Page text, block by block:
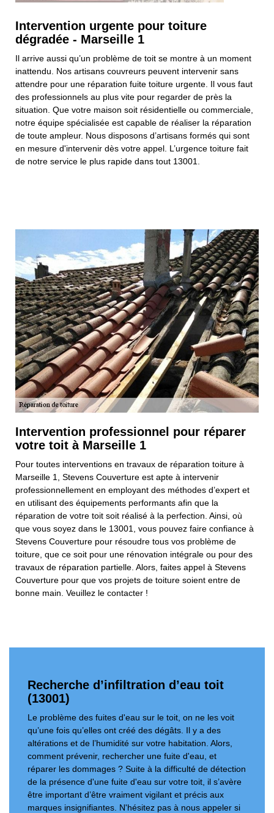
Intervention urgente pour toiture
dégradée - Marseille 1
Il arrive aussi qu’un problème de toit se montre à un moment
inattendu. Nos artisans couvreurs peuvent intervenir sans
attendre pour une réparation fuite toiture urgente. Il vous faut
des professionnels au plus vite pour regarder de près la
situation. Que votre maison soit résidentielle ou commerciale,
notre équipe spécialisée est capable de réaliser la réparation
de toute ampleur. Nous disposons d’artisans formés qui sont
en mesure d'intervenir dès votre appel. L’urgence toiture fait
de notre service le plus rapide dans tout 13001.
Intervention professionnel pour réparer
votre toit à Marseille 1
Pour toutes interventions en travaux de réparation toiture à
Marseille 1, Stevens Couverture est apte à intervenir
professionnellement en employant des méthodes d’expert et
en utilisant des équipements performants afin que la
réparation de votre toit soit réalisé à la perfection. Ainsi, où
que vous soyez dans le 13001, vous pouvez faire confiance à
Stevens Couverture pour résoudre tous vos problème de
toiture, que ce soit pour une rénovation intégrale ou pour des
travaux de réparation partielle. Alors, faites appel à Stevens
Couverture pour que vos projets de toiture soient entre de
bonne main. Veuillez le contacter !
Recherche d’infiltration d’eau toit
(13001)
Le problème des fuites d'eau sur le toit, on ne les voit
qu’une fois qu’elles ont créé des dégâts. Il y a des
altérations et de l’humidité sur votre habitation. Alors,
comment prévenir, rechercher une fuite d'eau, et
réparer les dommages ? Suite à la difficulté de détection
de la présence d'une fuite d'eau sur votre toit, il s’avère
être important d’être vraiment vigilant et précis aux
marques insignifiantes. N'hésitez pas à nous appeler si